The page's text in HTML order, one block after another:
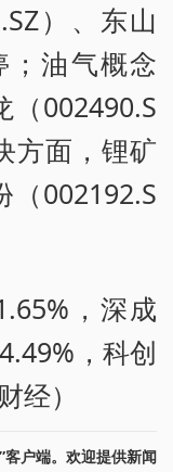
）、东山
；油气概念
002490.S
方面，锂矿
002192.S
，深成
，科创
经）
客户端。欢迎提供新闻